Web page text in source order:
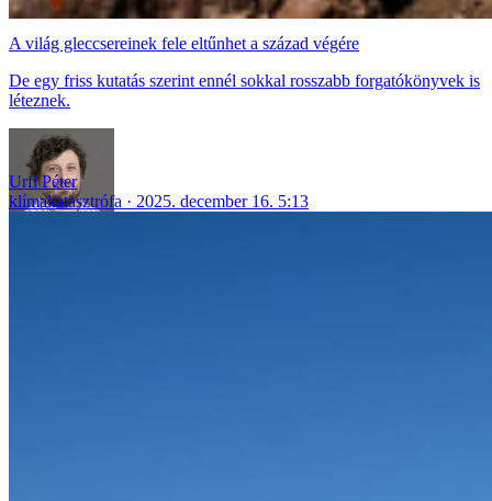
A világ gleccsereinek fele eltűnhet a század végére
De egy friss kutatás szerint ennél sokkal rosszabb forgatókönyvek is
léteznek.
Urfi Péter
klímakatasztrófa
2025. december 16. 5:13